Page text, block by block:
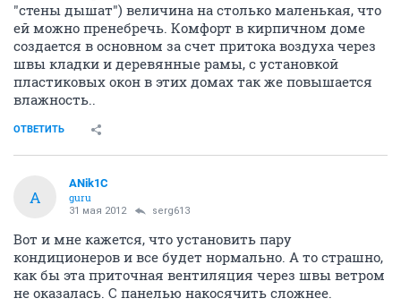
"стены дышат") величина на столько маленькая, что
ей можно пренебречь. Комфорт в кирпичном доме
создается в основном за счет притока воздуха через
швы кладки и деревянные рамы, с установкой
пластиковых окон в этих домах так же повышается
влажность..
ОТВЕТИТЬ
A
ANik1C
guru
31 мая 2012 serg613
Вот и мне кажется, что установить пару
кондиционеров и все будет нормально. А то страшно,
как бы эта приточная вентиляция через швы ветром
не оказалась. С панелью накосячить сложнее.